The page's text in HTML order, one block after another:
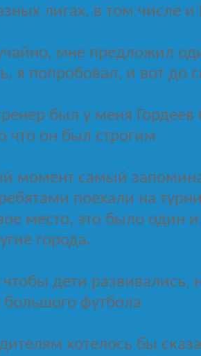
лигах, в том числе и
мне предложил
я попробовал, и вот до
был у меня Гордеев
что он был строгим
момент самый
поехали на
место, это было один
города.
дети
футбола
хотелось бы